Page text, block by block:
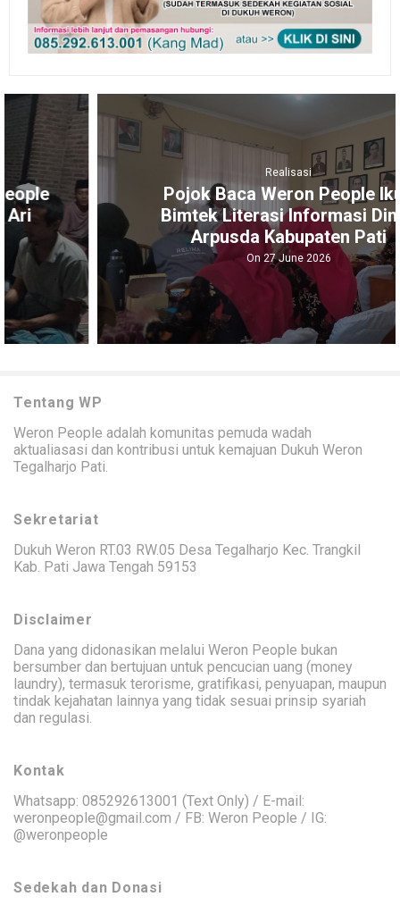
Pojok Baca Weron People Ikuti
Bimtek Literasi Informasi Dinas
Arpusda Kabupaten Pati
On 27 June 2026
Tentang WP
Weron People adalah komunitas pemuda wadah
aktualiasasi dan kontribusi untuk kemajuan Dukuh Weron
Tegalharjo Pati.
Sekretariat
Dukuh Weron RT.03 RW.05 Desa Tegalharjo Kec. Trangkil
Kab. Pati Jawa Tengah 59153
Disclaimer
Dana yang didonasikan melalui Weron People bukan
bersumber dan bertujuan untuk pencucian uang (money
laundry), termasuk terorisme, gratifikasi, penyuapan, maupun
tindak kejahatan lainnya yang tidak sesuai prinsip syariah
dan regulasi.
Kontak
Whatsapp: 085292613001 (Text Only) / E-mail:
weronpeople@gmail.com / FB: Weron People / IG:
@weronpeople
Sedekah dan Donasi